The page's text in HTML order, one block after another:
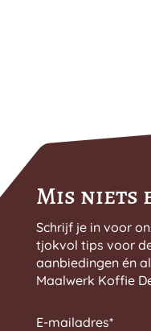
Mis niets
Schrijf je in voor
tjokvol tips voor
aanbiedingen én
Maalwerk Koffie
E-mailadres*